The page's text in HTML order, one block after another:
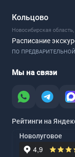
Кольцово
Новосибирская
Расписание
ПО
Мы на связи
Рейтинги на
Новолуговое